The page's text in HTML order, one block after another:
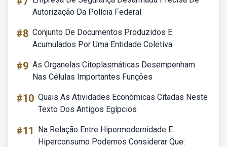
Autorização Da Polícia Federal
#8 Conjunto De Documentos Produzidos E
Acumulados Por Uma Entidade Coletiva
#9 As Organelas Citoplasmáticas Desempenham
Nas Células Importantes Funções
#10 Quais As Atividades Econômicas Citadas Neste
Texto Dos Antigos Egípcios
#11
Na Relação Entre Hipermodernidade E
Hiperconsumo Podemos Considerar Que: